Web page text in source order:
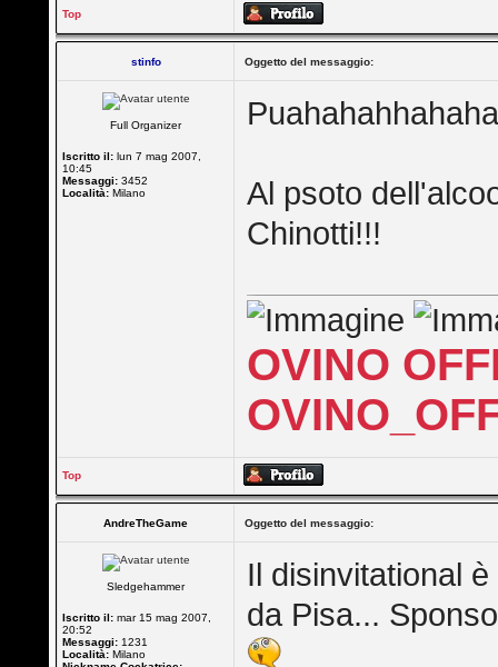
Top
stinfo Oggetto del messaggio:
Full Organizer
Iscritto il: lun 7 mag 2007,
10:45
Messaggi: 3452
Località: Milano
Al psoto
Chinotti!!!
OVINO
Top
AndreTheGame Oggetto del messaggio:
Sledgehammer
Iscritto il: mar 15 mag 2007,
20:52
Messaggi: 1231
Località: Milano
Il disinvitational
da Pisa...